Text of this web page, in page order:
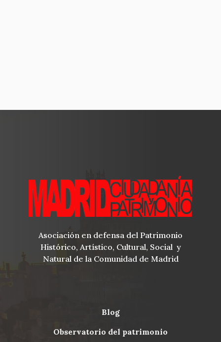
Asociación en defensa del Patrimonio
Histórico, Artístico, Cultural, Social y
Natural de la Comunidad de Madrid
Menu
blog
observatorio del patrimonio